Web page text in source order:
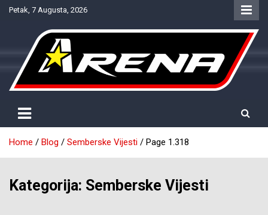
SkipPetak, 7 Augusta, 2026
NTV Arena
Home Blog Semberske Vijesti Page 1.318
Kategorija: Semberske Vijesti